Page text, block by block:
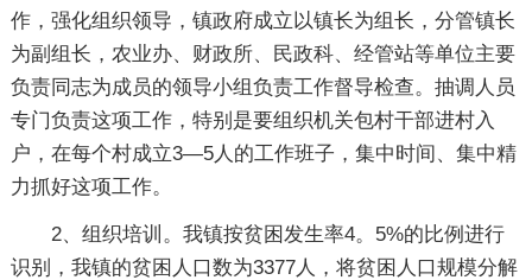
作，强化组织领导，镇政府成立以镇长为组长，分管镇长
为副组长，农业办、财政所、民政科、经管站等单位主要
负责同志为成员的领导小组负责工作督导检查。抽调人员
专门负责这项工作，特别是要组织机关包村干部进村入
户，在每个村成立3—5人的工作班子，集中时间、集中精
力抓好这项工作。
2、组织培训。我镇按贫困发生率4。5%的比例进行
识别，我镇的贫困人口数为3377人，将贫困人口规模分解